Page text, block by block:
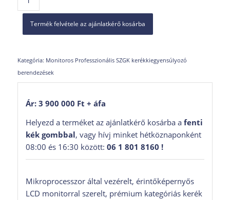
Termék felvétele az ajánlatkérő kosárba
Kategória: Monitoros Professzionális SZGK kerékkiegyensúlyozó
berendezések
Ár: 3 900 000 Ft + áfa
Helyezd a terméket az ajánlatkérő kosárba a fenti
kék gombbal, vagy hívj minket hétköznaponként
08:00 és 16:30 között: 06 1 801 8160 !
Mikroprocesszor által vezérelt, érintőképernyős
LCD monitorral szerelt, prémium kategóriás kerék